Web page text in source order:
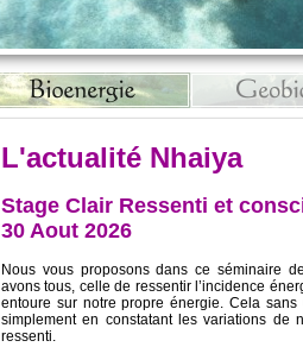
L'actualité Nhaiya
Stage Clair Ressenti et
30 Aout 2026
Nous vous proposons dans ce séminaire
avons tous, celle de ressentir l’incidence
entoure sur notre propre énergie. Cela
simplement en constatant les variations de
ressenti.